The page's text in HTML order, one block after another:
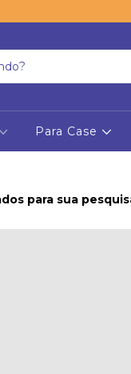
Para Case
para sua